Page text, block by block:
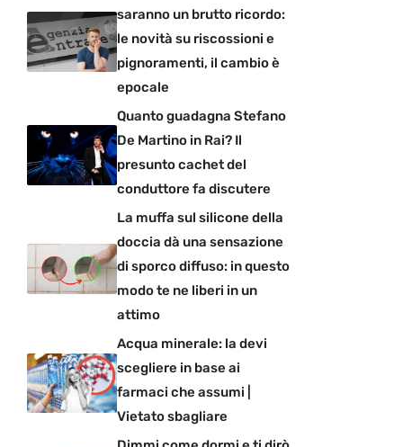
saranno un brutto ricordo:
le novità su riscossioni e
pignoramenti, il cambio è
epocale
Quanto guadagna Stefano
De Martino in Rai? Il
presunto cachet del
conduttore fa discutere
La muffa sul silicone della
doccia dà una sensazione
di sporco diffuso: in questo
modo te ne liberi in un
attimo
Acqua minerale: la devi
scegliere in base ai
farmaci che assumi |
Vietato sbagliare